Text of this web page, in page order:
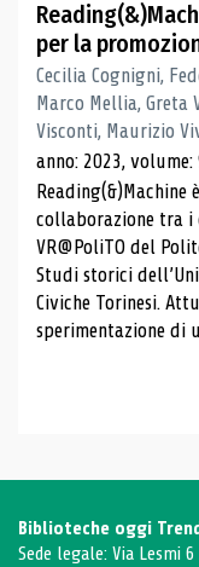
per la
Cecilia Cognigni,
Marco Mellia, Greta
Visconti, Maurizio
anno: 2023, volume:
collaborazione tra i
VR@PoliTO del
Studi storici
Civiche Torinesi.
sperimentazione di
Biblioteche oggi
Sede legale: Via Lesmi